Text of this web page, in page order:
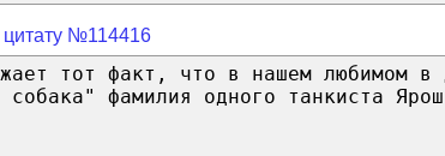
цитату №114416
тот факт, что в нашем любимом в
собака" фамилия одного танкиста